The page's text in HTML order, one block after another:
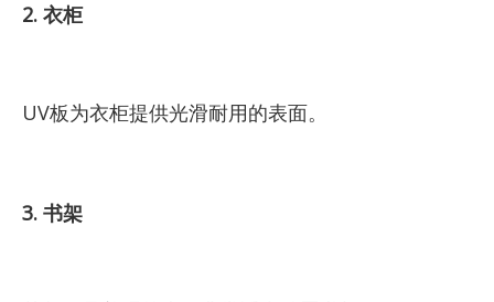
2. 衣柜
UV板为衣柜提供光滑耐用的表面。
3. 书架